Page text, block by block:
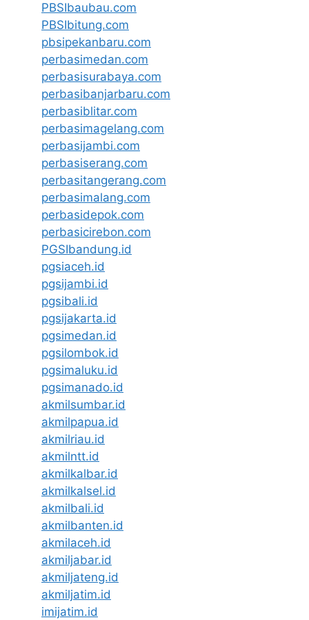
PBSIbaubau.com
PBSIbitung.com
pbsipekanbaru.com
perbasimedan.com
perbasisurabaya.com
perbasibanjarbaru.com
perbasiblitar.com
perbasimagelang.com
perbasijambi.com
perbasiserang.com
perbasitangerang.com
perbasimalang.com
perbasidepok.com
perbasicirebon.com
PGSIbandung.id
pgsiaceh.id
pgsijambi.id
pgsibali.id
pgsijakarta.id
pgsimedan.id
pgsilombok.id
pgsimaluku.id
pgsimanado.id
akmilsumbar.id
akmilpapua.id
akmilriau.id
akmilntt.id
akmilkalbar.id
akmilkalsel.id
akmilbali.id
akmilbanten.id
akmilaceh.id
akmiljabar.id
akmiljateng.id
akmiljatim.id
imijatim.id